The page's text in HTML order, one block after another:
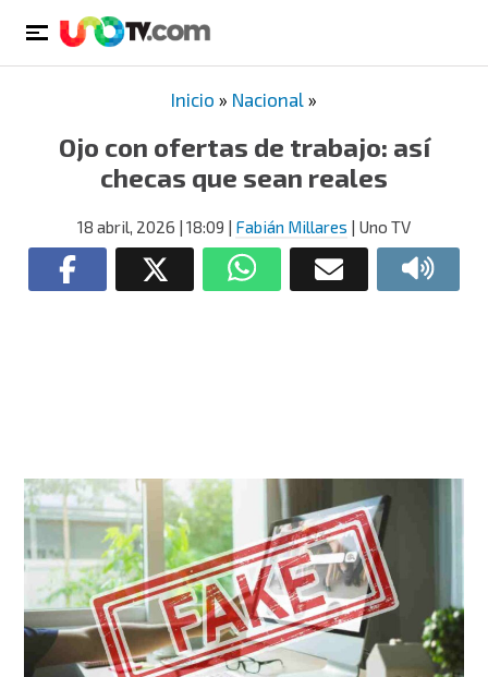
Inicio » Nacional »
Ojo con ofertas de trabajo: así
checas que sean reales
18 abril, 2026 | 18:09 | Fabián Millares | Uno TV